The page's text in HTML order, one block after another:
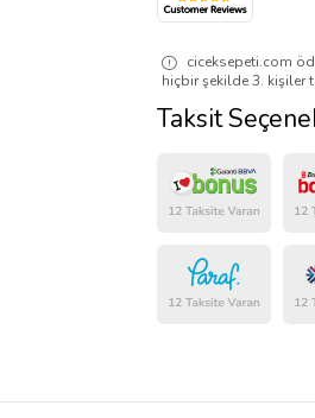
ciceksepeti.com
hiçbir şekilde 3. kişiler
Taksit